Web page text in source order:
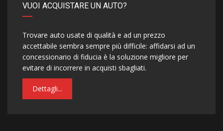
VUOI ACQUISTARE UN AUTO?
Trovare auto usate di qualità e ad un prezzo
accettabile sembra sempre più difficile: affidarsi ad un
concessionario di fiducia è la soluzione migliore per
evitare di incorrere in acquisti sbagliati.
Dettagli...